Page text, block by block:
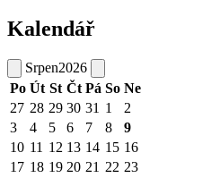
Kalendář
Srpen2026
Po Út St Čt Pá So Ne
27 28 29 30 31 1
2
3
4 5 6 7 8
9
10 11 12 13 14 15 16
17 18 19 20 21 22 23